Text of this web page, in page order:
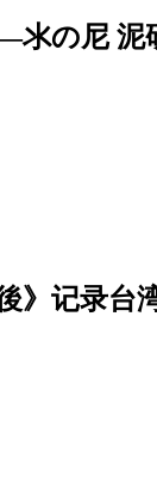
氺の尼 泥
》记录台